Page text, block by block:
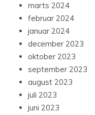
marts 2024
februar 2024
januar 2024
december 2023
oktober 2023
september 2023
august 2023
juli 2023
juni 2023